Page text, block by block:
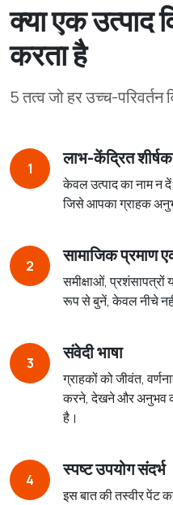
क्या एक उत्पाद
करता है
5 तत्व जो हर उच्च-परिवर्तन
1 लाभ-केंद्रित शीर्षक
केवल उत्पाद का नाम न
जिसे आपका ग्राहक
2 सामाजिक प्रमाण
समीक्षाओं,
रूप से बुनें, केवल नीचे
3 संवेदी भाषा
ग्राहकों को जीवंत,
करने, देखने और अनुभव
है।
4 स्पष्ट उपयोग संदर्भ
इस बात की तस्वीर पेंट